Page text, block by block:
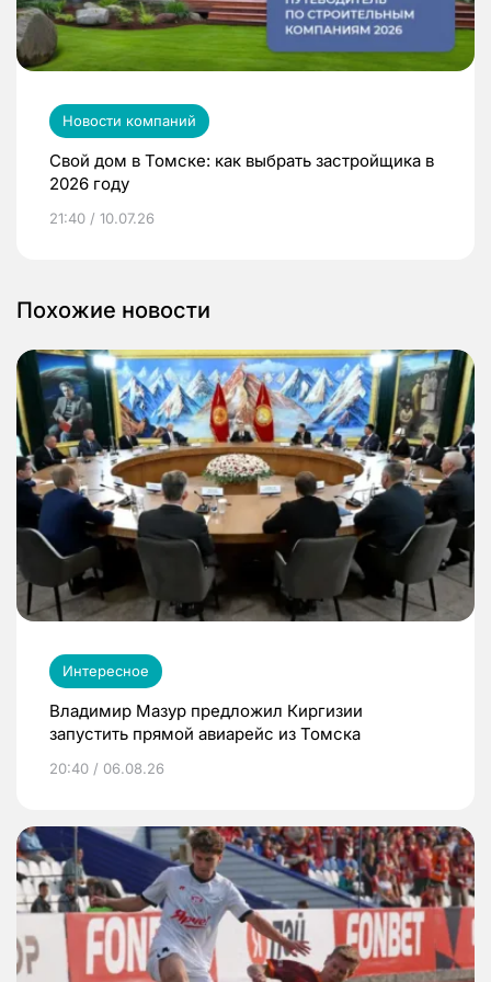
Новости компаний
Свой дом в Томске: как выбрать застройщика в
2026 году
21:40 / 10.07.26
Похожие новости
Интересное
Владимир Мазур предложил Киргизии
запустить прямой авиарейс из Томска
20:40 / 06.08.26